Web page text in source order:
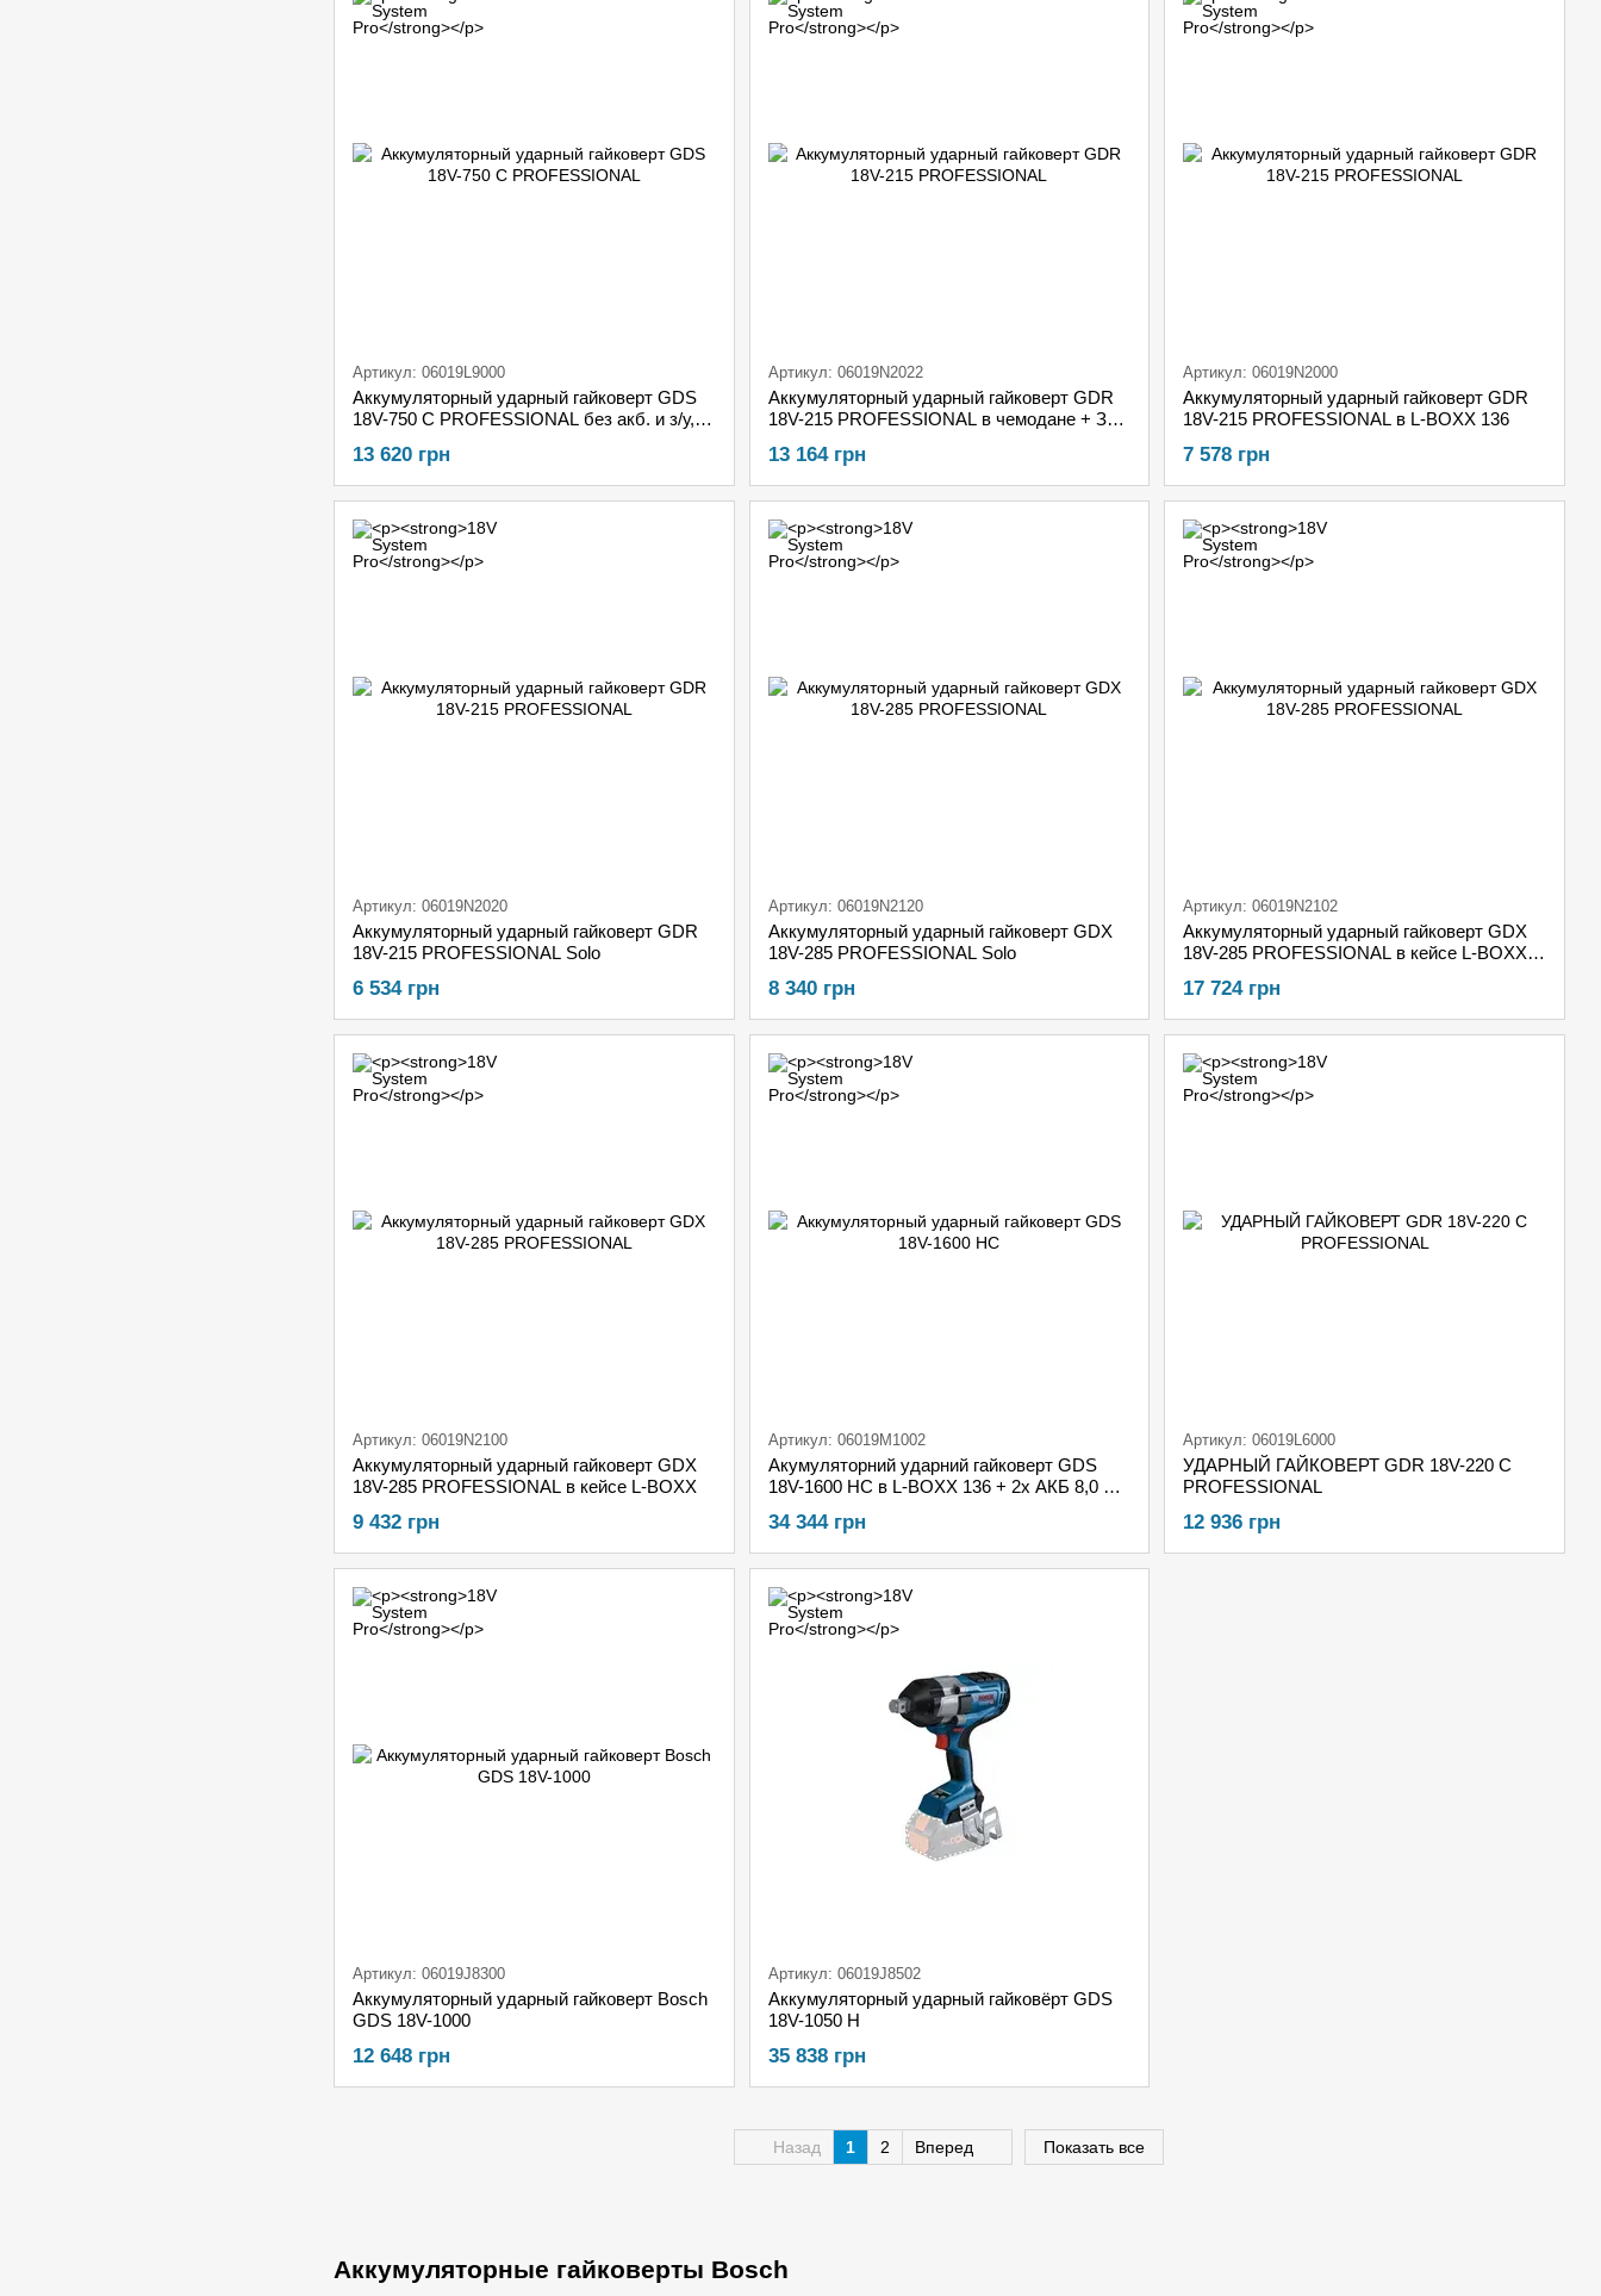
Аккумуляторные гайковерты Bosch
Артикул: 06019L9000
Аккумуляторный ударный гайковерт GDS
18V-750 C PROFESSIONAL без акб. и з/у, в
13 620 грн
Артикул: 06019N2022
Аккумуляторный ударный гайковерт GDR
18V-215 PROFESSIONAL в чемодане + ЗУ
13 164 грн
Артикул: 06019N2000
Аккумуляторный ударный гайковерт GDR
18V-215 PROFESSIONAL в L-BOXX 136
7 578 грн
Артикул: 06019N2020
Аккумуляторный ударный гайковерт GDR
18V-215 PROFESSIONAL Solo
6 534 грн
Артикул: 06019N2120
Аккумуляторный ударный гайковерт GDX
18V-285 PROFESSIONAL Solo
8 340 грн
Артикул: 06019N2102
Аккумуляторный ударный гайковерт GDX
18V-285 PROFESSIONAL в кейсе L-BOXX +
17 724 грн
Артикул: 06019N2100
Аккумуляторный ударный гайковерт GDX
18V-285 PROFESSIONAL в кейсе L-BOXX
9 432 грн
Артикул: 06019M1002
Акумуляторний ударний гайковерт GDS
18V-1600 HC в L-BOXX 136 + 2x АКБ 8,0 А·ч
34 344 грн
Артикул: 06019L6000
УДАРНЫЙ ГАЙКОВЕРТ GDR 18V-220 C
PROFESSIONAL
12 936 грн
Артикул: 06019J8300
Аккумуляторный ударный гайковерт Bosch
GDS 18V-1000
12 648 грн
Артикул: 06019J8502
Аккумуляторный ударный гайковёрт GDS
18V-1050 H
35 838 грн
Назад 1 2 Вперед Показать все